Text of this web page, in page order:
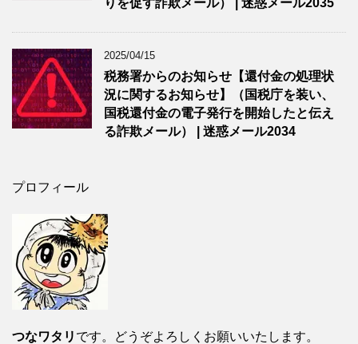
2025/04/15
税務署からのお知らせ【還付金の処理状
況に関するお知らせ】（国税庁を装い、
国税還付金の電子発行を開始したと伝え
る詐欺メール） | 迷惑メール2034
プロフィール
つなワタリ です。どうぞよろしくお願いいたします。